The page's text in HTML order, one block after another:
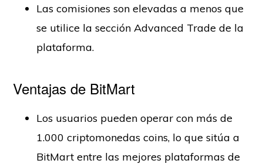
Las comisiones son elevadas a menos que
se utilice la sección Advanced Trade de la
plataforma.
Ventajas de BitMart
Los usuarios pueden operar con más de
1.000 criptomonedas coins, lo que sitúa a
BitMart entre las mejores plataformas de